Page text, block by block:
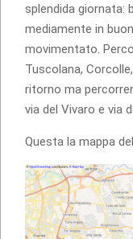
splendida giornata:
mediamente in
movimentato.
Tuscolana,
ritorno ma
via del Vivaro e via
Questa la mappa